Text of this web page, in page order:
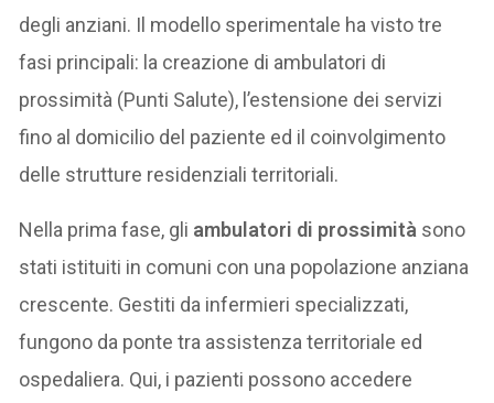
degli anziani. Il modello sperimentale ha visto tre
fasi principali: la creazione di ambulatori di
prossimità (Punti Salute), l’estensione dei servizi
fino al domicilio del paziente ed il coinvolgimento
delle strutture residenziali territoriali.
Nella prima fase, gli ambulatori di prossimità sono
stati istituiti in comuni con una popolazione anziana
crescente. Gestiti da infermieri specializzati,
fungono da ponte tra assistenza territoriale ed
ospedaliera. Qui, i pazienti possono accedere